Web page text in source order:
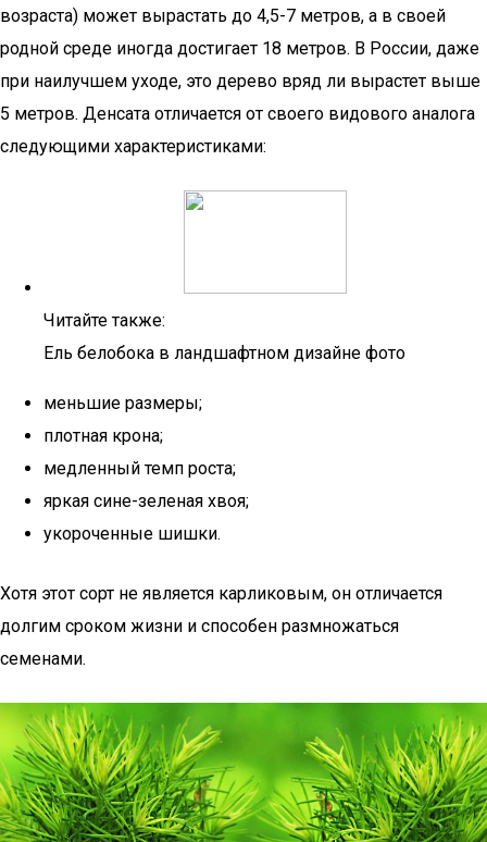
возраста) может вырастать до 4,5-7 метров, а в своей
родной среде иногда достигает 18 метров. В России, даже
при наилучшем уходе, это дерево вряд ли вырастет выше
5 метров. Денсата отличается от своего видового аналога
следующими характеристиками:
Читайте также:
Ель белобока в ландшафтном дизайне фото
меньшие размеры;
плотная крона;
медленный темп роста;
яркая сине-зеленая хвоя;
укороченные шишки.
Хотя этот сорт не является карликовым, он отличается
долгим сроком жизни и способен размножаться
семенами.